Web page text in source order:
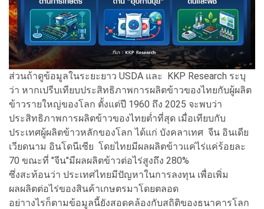
ส่วนถ้าดูข้อมูลในระยะยาว USDA และ KKP Research ระบุ
ว่า หากเปรีบเทียบประสิทธิภาพการผลิตข้าวของไทยกับผู้ผลิต
ข้าวรายใหญ่ของโลก ตั้งแต่ปี 1960 ถึง 2025 จะพบว่า
ประสิทธิภาพการผลิตข้าวของไทยต่ำที่สุด เมื่อเทียบกับ
ประเทศผู้ผลิตข้าวหลักของโลก ได้แก่ บังคลาเทศ จีน อินเดีย
เวียดนาม อินโดนีเซีย โดยไทยมีผลผลิตข้าวแค่ไร่แค่ร้อยละ
70 ขณะที่ "จีน"มีผลผลิตข้าวต่อไร่สูงถึง 280%
ซึ่งสะท้อนว่า ประเทศไทยมีปัญหาในการลงทุน เพื่อเพิ่ม
ผลผลิตต่อไร่ของสินค้าเกษตรมาโดยตลอด
อย่าางไรก็ตามข้อมูลนี้ยังสอดคล้องกับสถิติของธนาคารโลก